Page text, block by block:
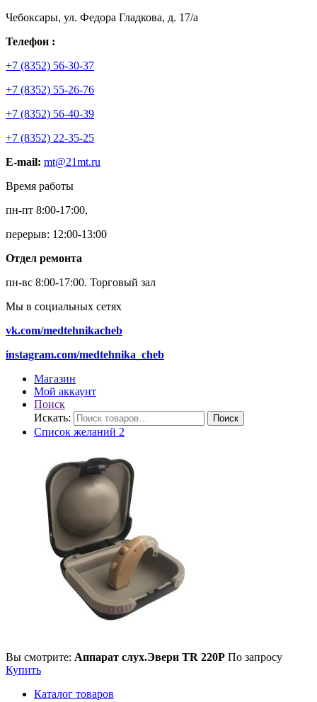
Чебоксары, ул. Федора Гладкова, д. 17/а
Телефон :
+7 (8352) 56-30-37
+7 (8352) 55-26-76
+7 (8352) 56-40-39
+7 (8352) 22-35-25
E-mail: mt@21mt.ru
Время работы
пн-пт 8:00-17:00,
перерыв: 12:00-13:00
Отдел ремонта
пн-вс 8:00-17:00. Торговый зал
Мы в социальных сетях
vk.com/medtehnikacheb
instagram.com/medtehnika_cheb
Магазин
Мой аккаунт
Поиск
Искать:
Поиск
Список желаний 2
Вы смотрите: Аппарат слух.Эвери TR 220Р По запросу
Купить
Каталог товаров